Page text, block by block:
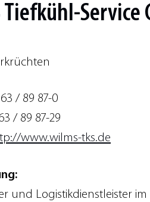
Tiefkühl-Service
/ 89 87-0
/ 89 87-29
www.wilms-tks.de
und Logistikdienstleister